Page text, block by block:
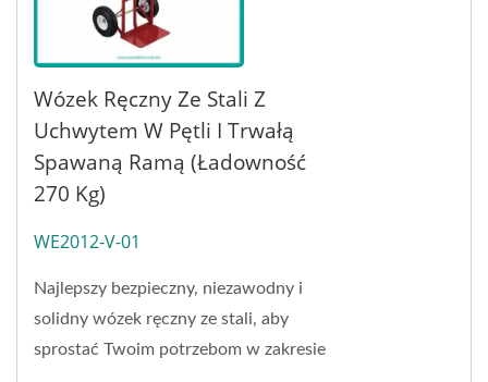
Wózek Ręczny Ze Stali Z
Uchwytem W Pętli I Trwałą
Spawaną Ramą (ładowność
270 Kg)
WE2012-V-01
Najlepszy bezpieczny, niezawodny i
solidny wózek ręczny ze stali, aby
sprostać Twoim potrzebom w zakresie